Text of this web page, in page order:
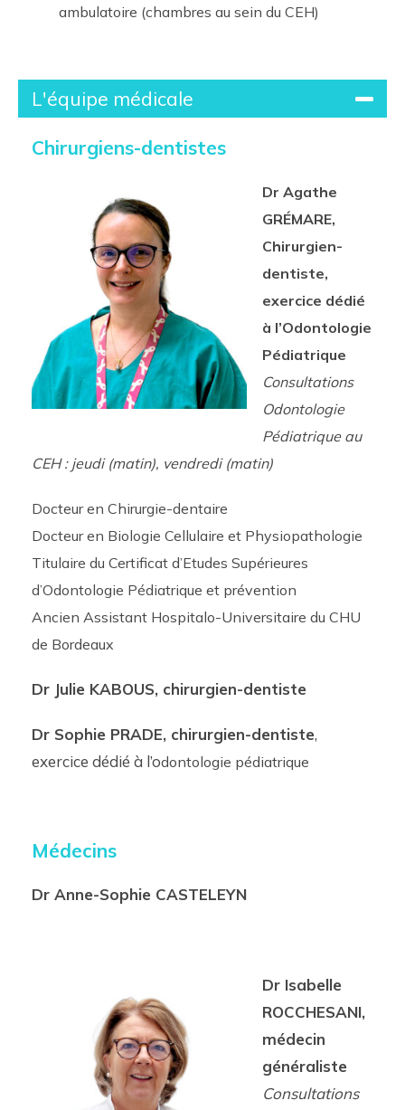
ambulatoire (chambres au sein du CEH)
L'équipe médicale
Chirurgiens-dentistes
Dr Agathe
GRÉMARE,
Chirurgien-
dentiste,
exercice dédié
à l’Odontologie
Pédiatrique
Consultations
Odontologie
Pédiatrique au
CEH : jeudi (matin), vendredi (matin)
Docteur en Chirurgie-dentaire
Docteur en Biologie Cellulaire et Physiopathologie
Titulaire du Certificat d’Etudes Supérieures
d’Odontologie Pédiatrique et prévention
Ancien Assistant Hospitalo-Universitaire du CHU
de Bordeaux
Dr Julie KABOUS, chirurgien-dentiste
Dr Sophie PRADE, chirurgien-dentiste,
exercice dédié à l’odontologie pédiatrique
Médecins
Dr Anne-Sophie CASTELEYN
Dr Isabelle
ROCCHESANI,
médecin
généraliste
Consultations